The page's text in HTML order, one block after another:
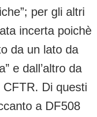
per gli altri
incerta poichè
da un lato da
e dall’altro da
CFTR. Di questi
a DF508